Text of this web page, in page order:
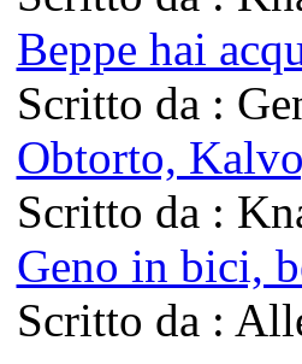
Beppe hai
Scritto da :
Obtorto,
Scritto da :
Geno in bici,
Scritto da :